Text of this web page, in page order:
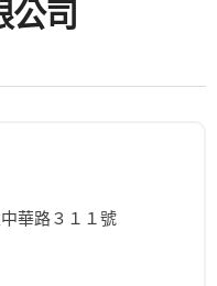
公司
華路３１１號